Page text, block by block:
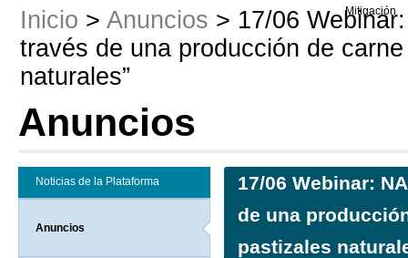
Mitigación
Inicio > Anuncios > 17/06
través de una producción de
naturales”
Anuncios
Noticias de la Plataforma
Anuncios
17/06 Webinar:
de una
pastizales